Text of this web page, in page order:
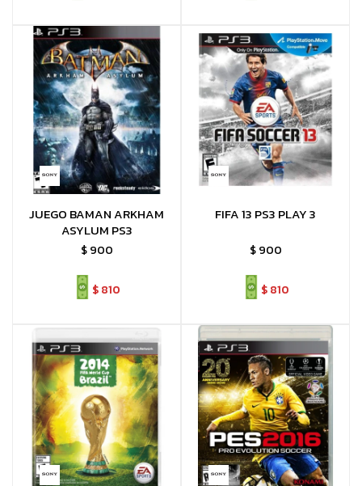
JUEGO BAMAN ARKHAM
ASYLUM PS3
$ 900
$810
FIFA 13 PS3 PLAY 3
$ 900
$810